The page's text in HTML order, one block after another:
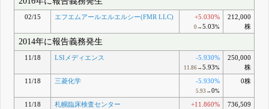
02/15 エフエムアールエルエルシー(FMR LLC) +5.030%
0→ 5.03%
212,000
株
2014年に報告義務発生
11/18 LSIメディエンス -5.930%
11.86→ 5.93%
250,000
株
11/18
三菱化学 -5.930%
5.93→ 0%
0株
11/18 札幌臨床検査センター +11.860%
736,509